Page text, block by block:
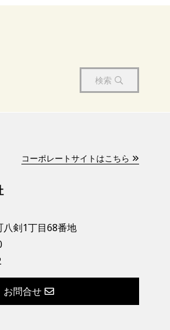
検索
コーポレートサイトはこちら
剣1丁目68番地
お問合せ